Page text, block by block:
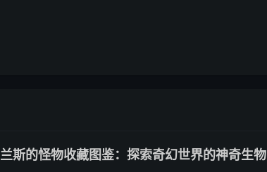
兰斯的怪物收藏图鉴：探索奇幻世界的神奇生物